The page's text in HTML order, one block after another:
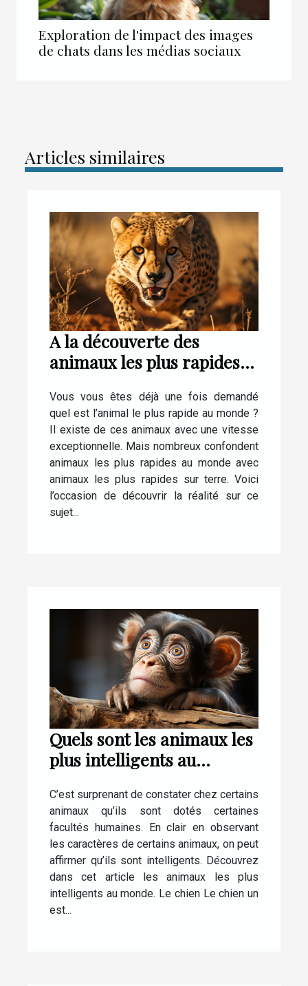
Exploration de l'impact des images
de chats dans les médias sociaux
Articles similaires
A la découverte des
animaux les plus rapides
Vous vous êtes déjà une fois demandé
quel est l’animal le plus rapide au monde ?
Il existe de ces animaux avec une vitesse
exceptionnelle. Mais nombreux confondent
animaux les plus rapides au monde avec
animaux les plus rapides sur terre. Voici
l’occasion de découvrir la réalité sur ce
sujet...
Quels sont les animaux les
plus intelligents au
C’est surprenant de constater chez certains
animaux qu’ils sont dotés certaines
facultés humaines. En clair en observant
les caractères de certains animaux, on peut
affirmer qu’ils sont intelligents. Découvrez
dans cet article les animaux les plus
intelligents au monde. Le chien Le chien un
est...